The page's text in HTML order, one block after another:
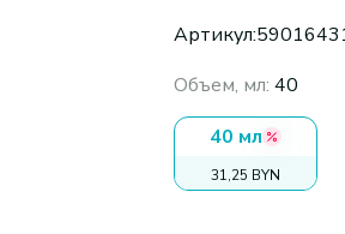
Артикул:
Объем, мл: 40
40 мл
31,25 BYN